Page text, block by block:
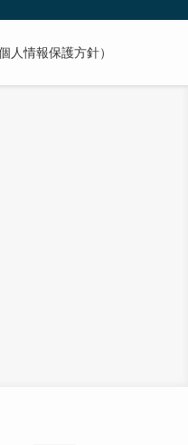
人情報保護方針）